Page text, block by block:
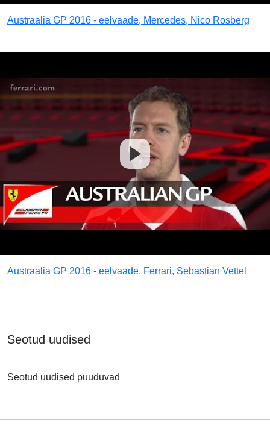
Austraalia GP 2016 - eelvaade, Mercedes, Nico Rosberg
Austraalia GP 2016 - eelvaade, Ferrari, Sebastian Vettel
Seotud uudised
Seotud uudised puuduvad